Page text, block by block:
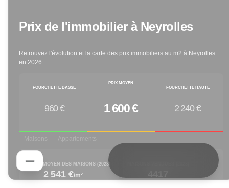
Prix de l'immobilier à Neyrolles
Retrouvez l'évolution et la carte des prix immobiliers au m2 à Neyrolles
en 2026
FOURCHETTE BASSE
960 €
PRIX MOYEN
1 600 €
FOURCHETTE HAUTE
2 240 €
Maisons Appartements
PRIX M² MOYEN DES MAISONS (2023)
2 541 €/m²